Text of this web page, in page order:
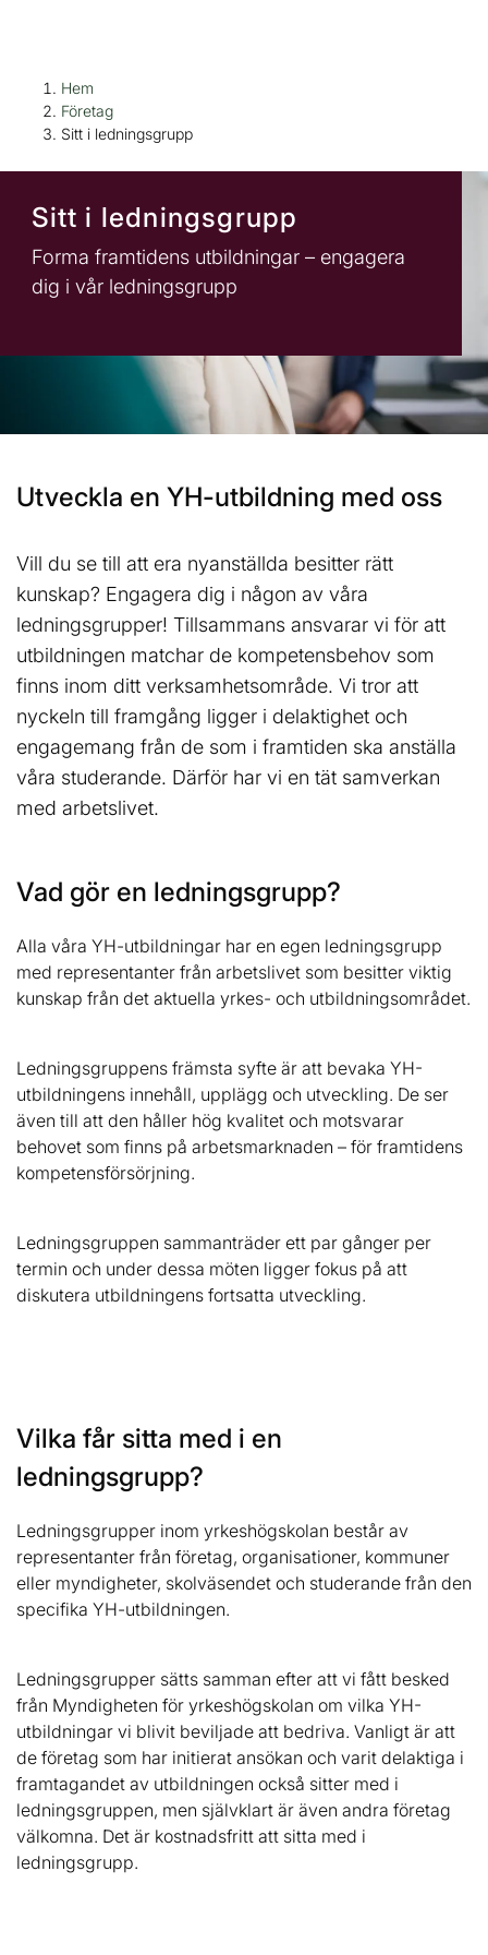
Huvudnavigation
Hem
Företag
Sitt i ledningsgrupp
Sitt i ledningsgrupp
Forma framtidens utbildningar – engagera
dig i vår ledningsgrupp
Utveckla en YH-utbildning med oss
Vill du se till att era nyanställda besitter rätt
kunskap? Engagera dig i någon av våra
ledningsgrupper! Tillsammans ansvarar vi för att
utbildningen matchar de kompetensbehov som
finns inom ditt verksamhetsområde. Vi tror att
nyckeln till framgång ligger i delaktighet och
engagemang från de som i framtiden ska anställa
våra studerande. Därför har vi en tät samverkan
med arbetslivet.
Vad gör en ledningsgrupp?
Alla våra YH-utbildningar har en egen ledningsgrupp
med representanter från arbetslivet som besitter viktig
kunskap från det aktuella yrkes- och utbildningsområdet.
Ledningsgruppens främsta syfte är att bevaka YH-
utbildningens innehåll, upplägg och utveckling. De ser
även till att den håller hög kvalitet och motsvarar
behovet som finns på arbetsmarknaden – för framtidens
kompetensförsörjning.
Ledningsgruppen sammanträder ett par gånger per
termin och under dessa möten ligger fokus på att
diskutera utbildningens fortsatta utveckling.
Vilka får sitta med i en
ledningsgrupp?
Ledningsgrupper inom yrkeshögskolan består av
representanter från företag, organisationer, kommuner
eller myndigheter, skolväsendet och studerande från den
specifika YH-utbildningen.
Ledningsgrupper sätts samman efter att vi fått besked
från Myndigheten för yrkeshögskolan om vilka YH-
utbildningar vi blivit beviljade att bedriva. Vanligt är att
de företag som har initierat ansökan och varit delaktiga i
framtagandet av utbildningen också sitter med i
ledningsgruppen, men självklart är även andra företag
välkomna. Det är kostnadsfritt att sitta med i
ledningsgrupp.